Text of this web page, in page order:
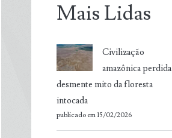
Mais Lidas
Civilização
amazônica perdida
desmente mito da floresta
intocada
publicado em 15/02/2026